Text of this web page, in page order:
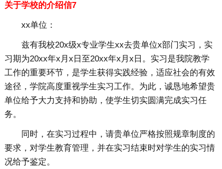
关于学校的介绍信7
xx单位：
兹有我校20x级x专业学生xx去贵单位x部门实习，实
习期为20xx年x月x日至20xx年x月x日。实习是我院教学
工作的重要环节，是学生获得实践经验，适应社会的有效
途径，学院高度重视学生实习工作。为此，诚恳地希望贵
单位给予大力支持和协助，使学生切实圆满完成实习任
务。
同时，在实习过程中，请贵单位严格按照规章制度的
要求，对学生教育管理，并在实习结束时对学生的实习情
况给予鉴定。